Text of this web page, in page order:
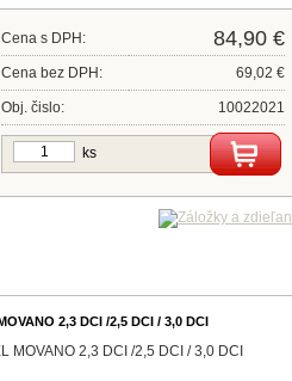
Cena s DPH: 84,90 €
Cena bez DPH: 69,02 €
Obj. čislo: 10022021
ks
2,3 DCI /2,5 DCI / 3,0 DCI
MOVANO 2,3 DCI /2,5 DCI / 3,0 DCI